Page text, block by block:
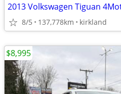
8/5 137,778km kirkland
$8,995